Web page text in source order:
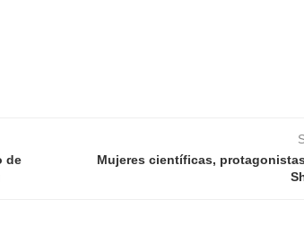
de
Mujeres científicas,